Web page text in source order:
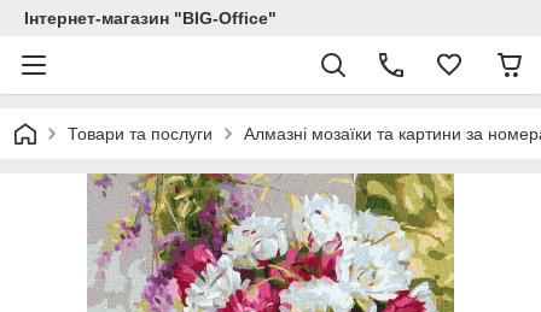
Інтернет-магазин "BIG-Office"
Товари та послуги Алмазні мозаїки та картини за